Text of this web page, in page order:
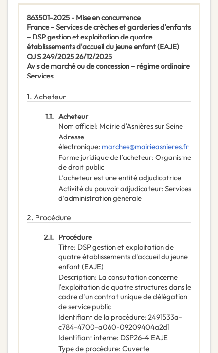
863501-2025 - Mise en concurrence
France – Services de crèches et garderies d'enfants
– DSP gestion et exploitation de quatre
établissements d'accueil du jeune enfant (EAJE)
OJ S 249/2025 26/12/2025
Avis de marché ou de concession – régime ordinaire
Services
1. Acheteur
1.1. Acheteur
Nom officiel: Mairie d'Asnières sur Seine
Adresse
électronique: marches@mairieasnieres.fr
Forme juridique de l’acheteur: Organisme
de droit public
L’acheteur est une entité adjudicatrice
Activité du pouvoir adjudicateur: Services
d’administration générale
2. Procédure
2.1. Procédure
Titre: DSP gestion et exploitation de
quatre établissements d'accueil du jeune
enfant (EAJE)
Description: La consultation concerne
l'exploitation de quatre structures dans le
cadre d'un contrat unique de délégation
de service public
Identifiant de la procédure: 2491533a-
c784-4700-a060-09209404a2d1
Identifiant interne: DSP26-4 EAJE
Type de procédure: Ouverte